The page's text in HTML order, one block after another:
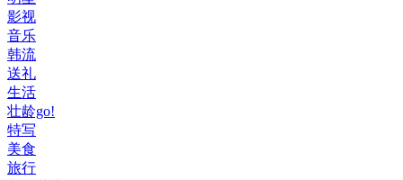
影视
音乐
韩流
送礼
生活
壮龄go!
特写
美食
旅行